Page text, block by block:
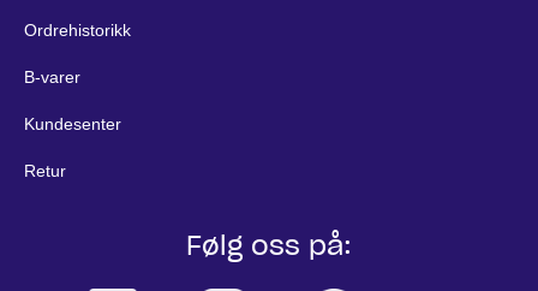
Ordrehistorikk
B-varer
Kundesenter
Retur
Følg oss på: